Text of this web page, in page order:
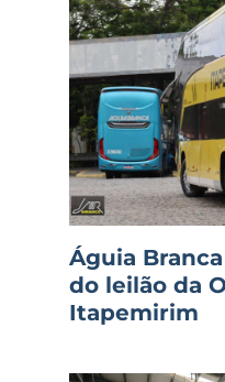
Águia
do leilão da
Itapemirim